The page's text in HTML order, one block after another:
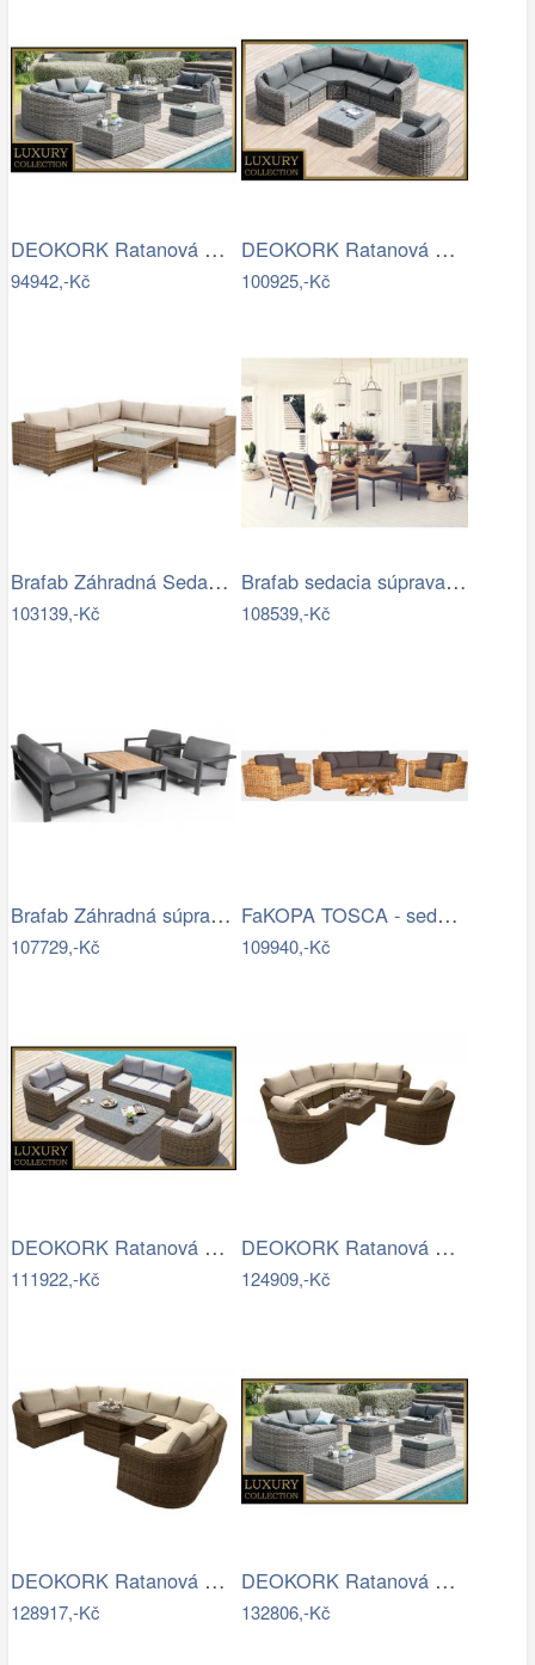
DEOKORK Ratanová modulová sestava…
94942,-Kč
DEOKORK Ratanová modulová sestava…
100925,-Kč
Brafab Záhradná Sedacia súprava NINJA -…
103139,-Kč
Brafab sedacia súprava ZALONGO Mdum
108539,-Kč
Brafab Záhradná súprava AMESDALE -…
107729,-Kč
FaKOPA TOSCA - sedací souprava Lucy Mdum
109940,-Kč
DEOKORK Ratanová modulová sestava…
111922,-Kč
DEOKORK Ratanová modulová sestava…
124909,-Kč
DEOKORK Ratanová modulová jídelní…
128917,-Kč
DEOKORK Ratanová modulová sestava…
132806,-Kč